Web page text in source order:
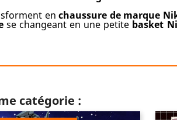
enchaussure de marque
se changeant en une petite basket
catégorie :